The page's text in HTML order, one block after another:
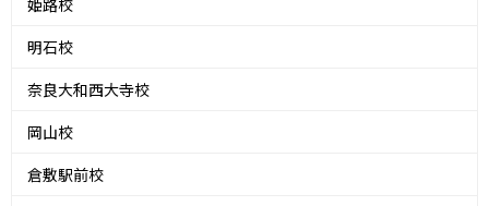
姫路校
明石校
奈良大和西大寺校
岡山校
倉敷駅前校